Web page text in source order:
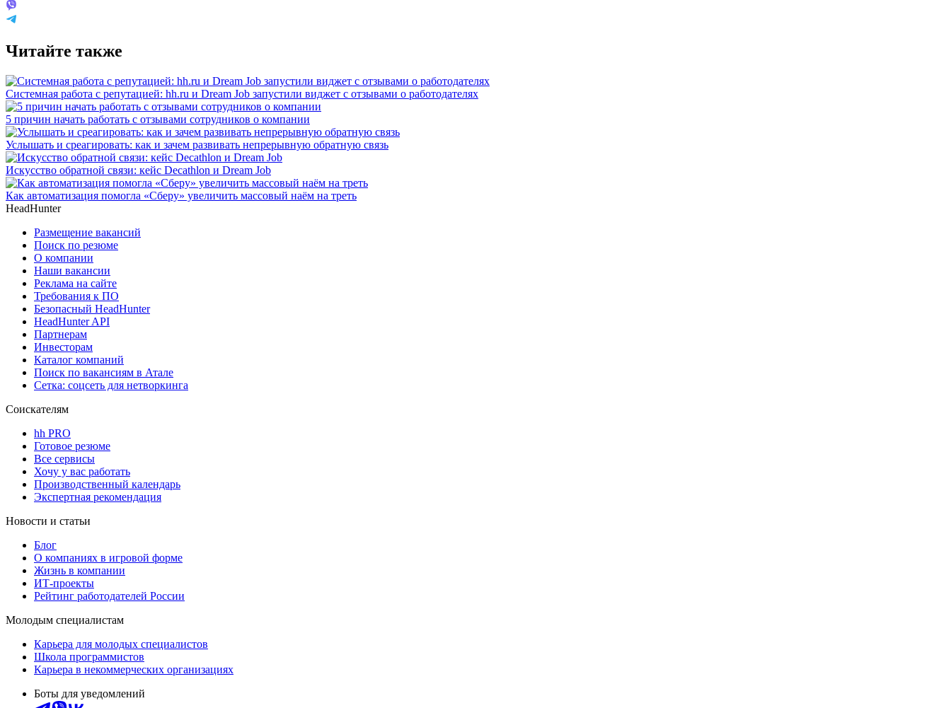
Читайте также
Системная работа с репутацией: hh.ru и Dream Job запустили виджет с отзывами о работодателях
5 причин начать работать с отзывами сотрудников о компании
Услышать и среагировать: как и зачем развивать непрерывную обратную связь
Искусство обратной связи: кейс Decathlon и Dream Job
Как автоматизация помогла «Сберу» увеличить массовый наём на треть
HeadHunter
Размещение вакансий
Поиск по резюме
О компании
Наши вакансии
Реклама на сайте
Требования к ПО
Безопасный HeadHunter
HeadHunter API
Партнерам
Инвесторам
Каталог компаний
Поиск по вакансиям в Атале
Сетка: соцсеть для нетворкинга
Соискателям
hh PRO
Готовое резюме
Все сервисы
Хочу у вас работать
Производственный календарь
Экспертная рекомендация
Новости и статьи
Блог
О компаниях в игровой форме
Жизнь в компании
ИТ-проекты
Рейтинг работодателей России
Молодым специалистам
Карьера для молодых специалистов
Школа программистов
Карьера в некоммерческих организациях
Боты для уведомлений